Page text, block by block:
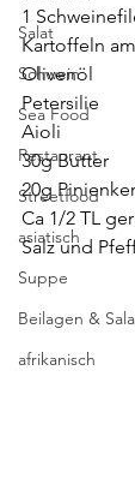
Salat
Schwein
Sea Food
Restaurant
Streetfood
asiatisch
Suppe
Beilagen &
afrikanisch
1
Kartoffeln
Olivenöl
Petersilie
Aioli
30g Butter
20g
Ca 1/2 TL
Salz und